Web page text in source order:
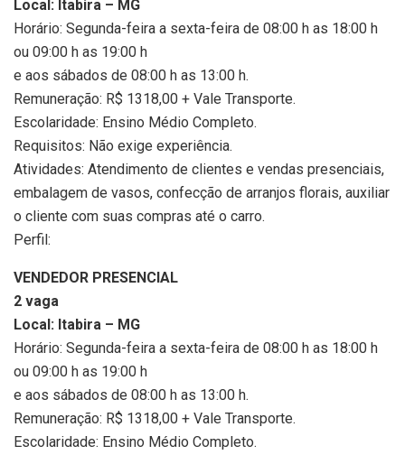
Local: Itabira – MG
Horário: Segunda-feira a sexta-feira de 08:00 h as 18:00 h
ou 09:00 h as 19:00 h
e aos sábados de 08:00 h as 13:00 h.
Remuneração: R$ 1318,00 + Vale Transporte.
Escolaridade: Ensino Médio Completo.
Requisitos: Não exige experiência.
Atividades: Atendimento de clientes e vendas presenciais,
embalagem de vasos, confecção de arranjos florais, auxiliar
o cliente com suas compras até o carro.
Perfil:
VENDEDOR PRESENCIAL
2 vaga
Local: Itabira – MG
Horário: Segunda-feira a sexta-feira de 08:00 h as 18:00 h
ou 09:00 h as 19:00 h
e aos sábados de 08:00 h as 13:00 h.
Remuneração: R$ 1318,00 + Vale Transporte.
Escolaridade: Ensino Médio Completo.